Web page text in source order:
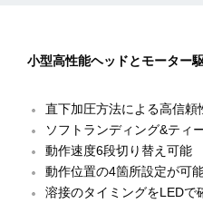
小型高性能ヘッドとモーター
直下加圧方法による高信頼
ソフトランディング&ティ
動作速度6段切り替え可能
動作位置の4箇所設定が可
溶接のタイミングをLEDで